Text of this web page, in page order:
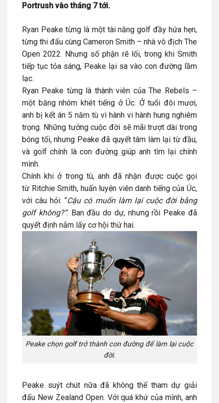
Portrush vào tháng 7 tới.
Ryan Peake từng là một tài năng golf đầy hứa hẹn,
từng thi đấu cùng Cameron Smith – nhà vô địch The
Open 2022. Nhưng số phận rẽ lối, trong khi Smith
tiếp tục tỏa sáng, Peake lại sa vào con đường lầm
lạc.
Ryan Peake từng là thành viên củaThe Rebels –
một băng nhóm khét tiếng ở Úc. Ở tuổi đôi mươi,
anh bị kết án 5 năm tù vì hành vi hành hung nghiêm
trọng. Những tưởng cuộc đời sẽ mãi trượt dài trong
bóng tối, nhưng Peake đã quyết tâm làm lại từ đầu,
và golf chính là con đường giúp anh tìm lại chính
mình.
Chính khi ở trong tù, anh đã nhận được cuộc gọi
từ Ritchie Smith, huấn luyện viên danh tiếng của Úc,
với câu hỏi:“Cậu có muốn làm lại cuộc đời bằng
golf không?”. Ban đầu do dự, nhưng rồi Peake đã
quyết định nắm lấy cơ hội thứ hai.
Peake chọn golf trở thành con đường để làm lại cuộc
đời.
Peake suýt chút nữa đã không thể tham dự giải
đấu New Zealand Open. Với quá khứ của mình, anh